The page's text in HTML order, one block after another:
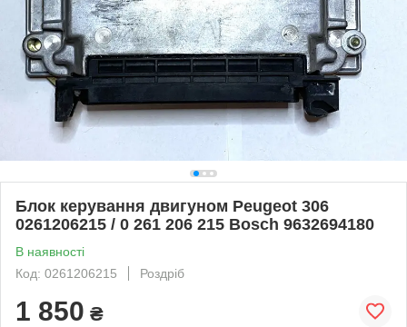
Блок керування двигуном Peugeot 306
0261206215 / 0 261 206 215 Bosch 9632694180
В наявності
Код: 0261206215
Роздріб
1 850 ₴